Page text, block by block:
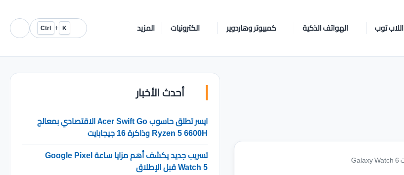
اللاب توب الهواتف الذكية كمبيوتر وهاردوير الكترونيات المزيد K
+
Ctrl
أحدث الأخبار
ايسر تطلق حاسوب Acer Swift Go الاقتصادي بمعالج
Ryzen 5 6600H وذاكرة 16 جيجابايت
تسريب جديد يكشف أهم مزايا ساعة Google Pixel
Watch 5 قبل الإطلاق